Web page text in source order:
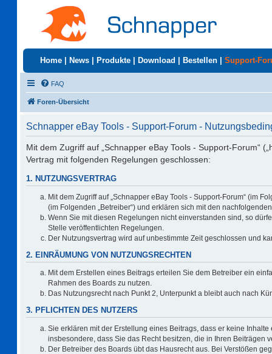
Home News Produkte Download Bestellen Support-
FAQ
Foren-Übersicht
Schnapper eBay Tools - Support-Forum -
Mit dem Zugriff auf „Schnapper eBay Tools - Support-Forum“
Vertrag mit folgenden Regelungen geschlossen:
1. NUTZUNGSVERTRAG
Mit dem Zugriff auf „Schnapper eBay Tools - Support-Forum“ (im
(im Folgenden „Betreiber“) und erklären sich mit den
Wenn Sie mit diesen Regelungen nicht einverstanden sind, so
Stelle veröffentlichten Regelungen.
Der Nutzungsvertrag wird auf unbestimmte Zeit geschlossen und
2. EINRÄUMUNG VON NUTZUNGSRECHTEN
Mit dem Erstellen eines Beitrags erteilen Sie dem Betreiber ein
Rahmen des Boards zu nutzen.
Das Nutzungsrecht nach Punkt 2, Unterpunkt a bleibt auch nach
3. PFLICHTEN DES NUTZERS
Sie erklären mit der Erstellung eines Beitrags, dass er keine
insbesondere, dass Sie das Recht besitzen, die in Ihren Beiträgen
Der Betreiber des Boards übt das Hausrecht aus. Bei Verstößen